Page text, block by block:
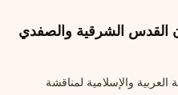
القدس الشرقية والصفدي
العربية والإسلامية لمناقشة